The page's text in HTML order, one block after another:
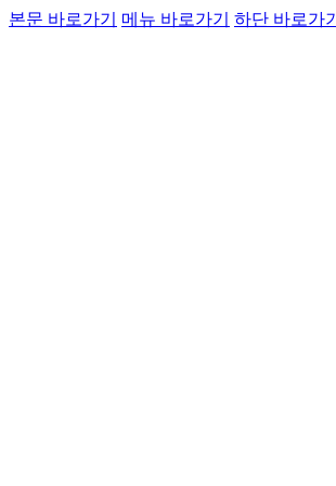
본문 바로가기 메뉴 바로가기 하단 바로가기